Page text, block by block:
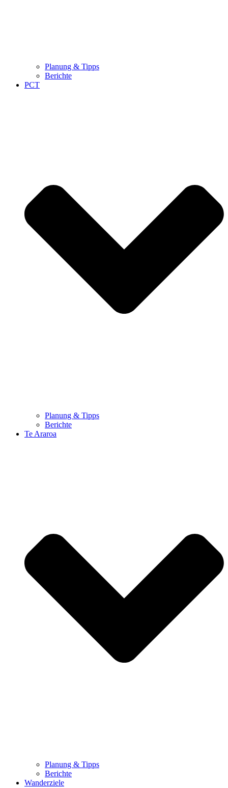
Planung & Tipps
Berichte
PCT
Planung & Tipps
Berichte
Te Araroa
Planung & Tipps
Berichte
Wanderziele